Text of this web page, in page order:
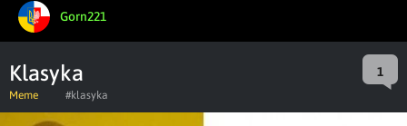
Gorn221
Klasyka 1
Meme #klasyka